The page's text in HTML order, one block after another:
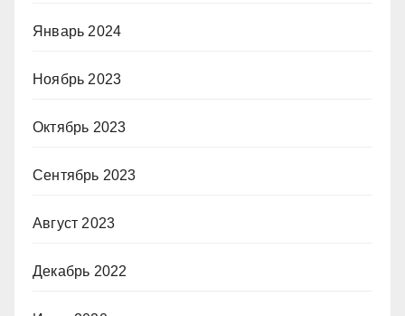
Январь 2024
Ноябрь 2023
Октябрь 2023
Сентябрь 2023
Август 2023
Декабрь 2022